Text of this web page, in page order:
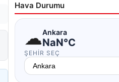
Hava Durumu
☁Ankara
NaN°C
ŞEHIR SEÇ